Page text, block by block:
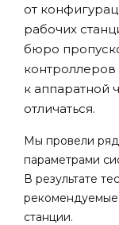
от
рабочих
бюро
контроллеров
к аппаратной
отличаться.
Мы провели ряд
параметрами
В результате
рекомендуемые
станции.